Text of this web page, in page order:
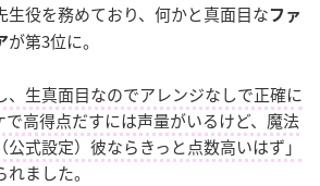
生役を務めており、何かと真面目な ファ
が第3位に。
、生真面目なのでアレンジなしで正確に
高得点だすには声量がいるけど、魔法
式設定）彼ならきっと点数高いはず」
ました。